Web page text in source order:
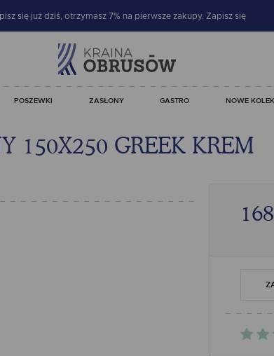
się już dziś, otrzymasz 7% na pierwsze zakupy. Zapisz się
POSZEWKI ZASŁONY GASTRO NOWE
150X250 GREEK KREM